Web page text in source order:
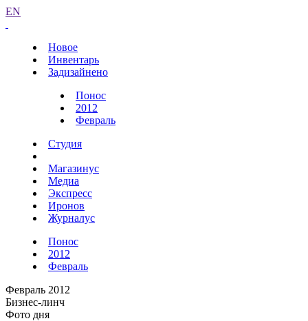
EN
Новое
Инвентарь
Задизайнено
Понос
2012
Февраль
Студия
Магазинус
Медиа
Экспресс
Иронов
Журналус
Понос
2012
Февраль
Февраль 2012
Бизнес-линч
Фото дня